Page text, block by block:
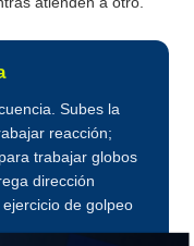
Subes la
reacción;
trabajar globos
dirección
de golpeo